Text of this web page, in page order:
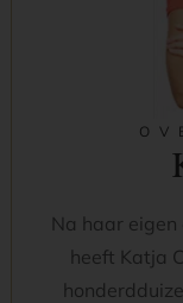
Na haar
heeft Katja